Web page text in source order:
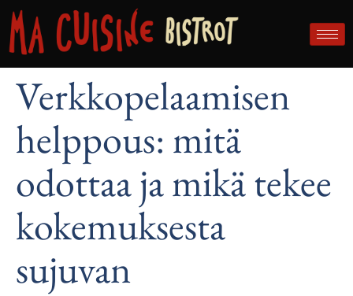
Verkkopelaamisen
helppous: mitä
odottaa ja mikä tekee
kokemuksesta
sujuvan